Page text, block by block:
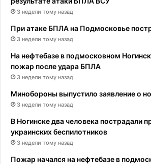
3 недели тому назад
При атаке БПЛА на Подмосковье
3 недели тому назад
На нефтебазе в подмосковном
пожар после удара БПЛА
3 недели тому назад
Минобороны выпустило заявление о
3 недели тому назад
В Ногинске два человека пострадали
украинских беспилотников
3 недели тому назад
Пожар начался на нефтебазе в